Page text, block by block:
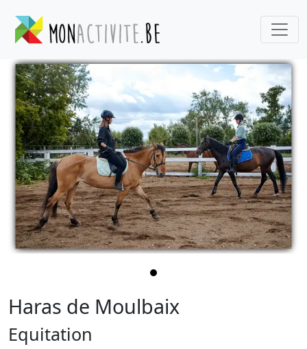
Haras de Moulbaix
Equitation